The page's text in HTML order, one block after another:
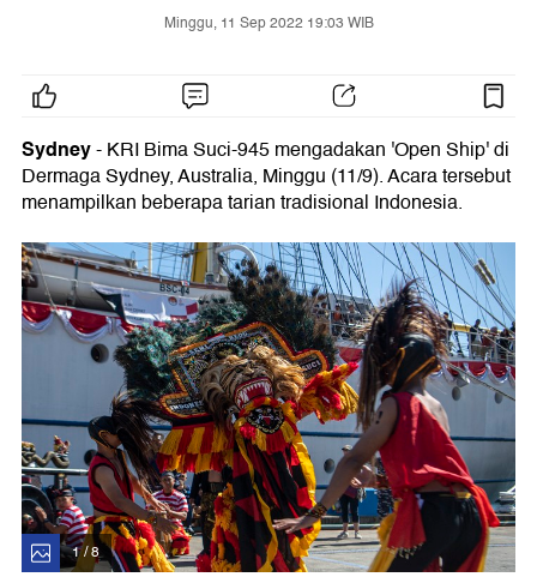
Minggu, 11 Sep 2022 19:03 WIB
Sydney- KRI Bima Suci-945 mengadakan 'Open Ship' di
Dermaga Sydney, Australia, Minggu (11/9). Acara tersebut
menampilkan beberapa tarian tradisional Indonesia.
1 / 8